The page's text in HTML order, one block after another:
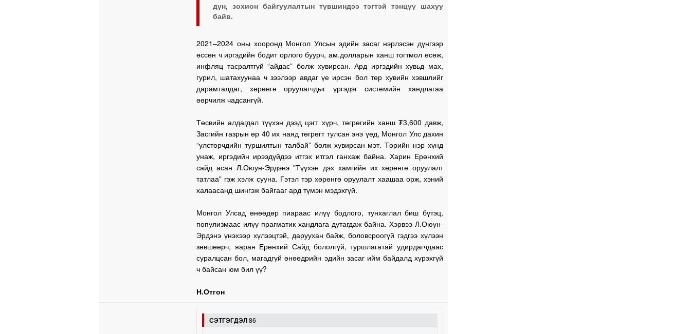
дүн, зохион байгуулалтын түвшиндээ тэгтэй тэнцүү шахуу
байв.
2021–2024 оны хооронд Монгол Улсын эдийн засаг нэрлэсэн дүнгээр
өссөн ч иргэдийн бодит орлого буурч, ам.долларын ханш тогтмол өсөж,
инфляц тасралтгүй “айдас” болж хувирсан. Ард иргэдийн хувьд мах,
гурил, шатахуунаа ч зээлээр авдаг үе ирсэн бол төр хувийн хэвшлийг
дарамталдаг, хөрөнгө оруулагчдыг үргэдэг системийн хандлагаа
өөрчилж чадсангүй.
Төсвийн алдагдал түүхэн дээд цэгт хүрч, төгрөгийн ханш ₮3,600 давж,
Засгийн газрын өр 40 их наяд төгрөгт тулсан энэ үед, Монгол Улс дахин
“улстөрчдийн туршилтын талбай” болж хувирсан мэт. Төрийн нэр хүнд
унаж, иргэдийн ирээдүйдээ итгэх итгэл ганхаж байна. Харин Ерөнхий
сайд асан Л.Оюун-Эрдэнэ "Түүхэн дэх хамгийн их хөрөнгө оруулалт
татлаа" гэж хэлж сууна. Гэтэл тэр хөрөнгө оруулалт хаашаа орж, хэний
халаасанд шингэж байгааг ард түмэн мэдэхгүй.
Монгол Улсад өнөөдөр пиараас илүү бодлого, тунхаглал биш бүтэц,
популизмаас илүү прагматик хандлага дутагдаж байна. Хэрвээ Л.Оюун-
Эрдэнэ үнэхээр хүлээцтэй, даруухан байж, боловсроогүй гэдгээ хүлээн
зөвшөөрч, яаран Ерөнхий Сайд бололгүй, туршлагатай удирдагчдаас
суралцсан бол, магадгүй өнөөдрийн эдийн засаг ийм байдалд хүрэхгүй
ч байсан юм бил үү?
Н.Отгон
СЭТГЭГДЭЛ86